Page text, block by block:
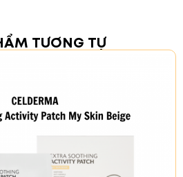
Bảo vệ da khỏi kích ứng:
da khỏi bụi bẩn, tia UV và ô
độ ẩm cho da, cải thiện độ
nhăn quanh vùng mắt và gò
mại và mịn màng hơn.Thư
phẩm mang lại cảm giác thư
dán làm mát da ngay lập
động ngoài trời hoặc khi
TƯƠNG TỰ